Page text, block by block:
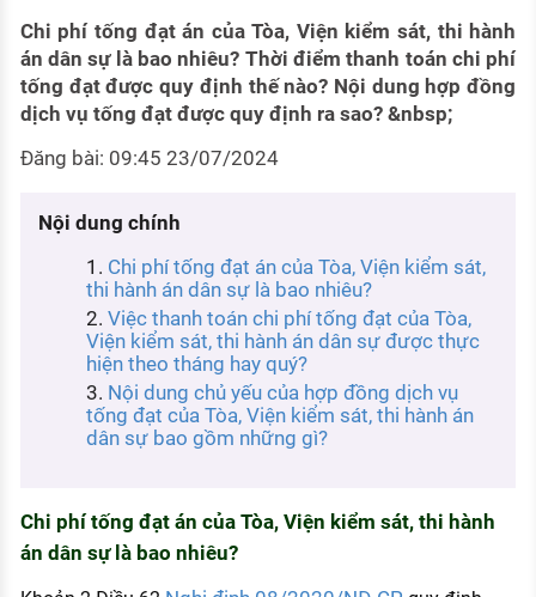
CÔNG TY
Danh sách nhà tuyển dụng
Nhà tuyển dụng hàng đầu
Mẫu CV đơn giản
Mẫu CV hiện đại
Thuế thu nhập
Hồ sơ biểu mẫu
Chính sách lao động
KHÁM PHÁ NGHỀ NGHIỆP
Tử vi nghề nghiệp
Kỹ năng nghề nghiệp
HƯỚNG NGHIỆP VIỆC LÀM
Đặc trưng từng nghề
Xu hướng việc làm
NHÂN SỰ
TUYỂN DỤNG VIỆC LÀM
Chi phí tống đạt án của Tòa, Viện kiểm sát, thi hành
án dân sự là bao nhiêu? Thời điểm thanh toán chi phí
tống đạt được quy định thế nào? Nội dung hợp đồng
dịch vụ tống đạt được quy định ra sao? &nbsp;
Đăng bài: 09:45 23/07/2024
Nội dung chính
Chi phí tống đạt án của Tòa, Viện kiểm sát,
thi hành án dân sự là bao nhiêu?
Việc thanh toán chi phí tống đạt của Tòa,
Viện kiểm sát, thi hành án dân sự được thực
hiện theo tháng hay quý?
Nội dung chủ yếu của hợp đồng dịch vụ
tống đạt của Tòa, Viện kiểm sát, thi hành án
dân sự bao gồm những gì?
Chi phí tống đạt án của Tòa, Viện kiểm sát, thi hành
án dân sự là bao nhiêu?